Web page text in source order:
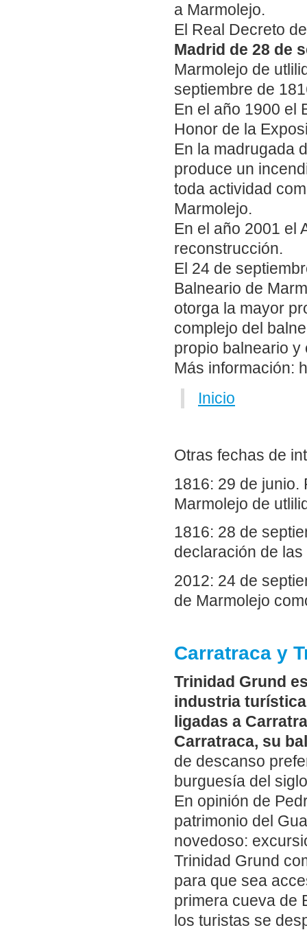
a Marmolejo.
El Real Decreto de
Madrid de 28 de
Marmolejo de
septiembre de
En el año 1900 el
Honor de la
En la madrugada
produce un
toda actividad
Marmolejo.
En el año 2001 el
reconstrucción.
El 24 de
Balneario de
otorga la mayor
complejo del
propio balneario y
Más información:
Inicio
Otras fechas de
1816: 29 de junio.
Marmolejo de
1816: 28 de
declaración de
2012: 24 de
de Marmolejo
Carratraca y
Trinidad Grund
industria
ligadas a
Carratraca, su
de descanso
burguesía del
En opinión de
patrimonio del
novedoso:
Trinidad Grund
para que sea
primera cueva de
los turistas se